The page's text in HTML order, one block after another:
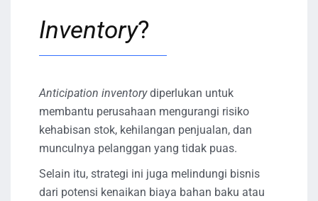
Inventory?
Anticipation inventorydiperlukan untuk
membantu perusahaan mengurangi risiko
kehabisan stok, kehilangan penjualan, dan
munculnya pelanggan yang tidak puas.
Selain itu, strategi ini juga melindungi bisnis
dari potensi kenaikan biaya bahan baku atau